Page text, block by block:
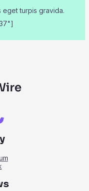
eget turpis gravida.